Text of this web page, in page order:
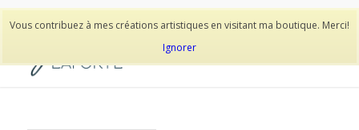
Vous contribuez à mes créations artistiques en visitant ma boutique. Merci!
Ignorer
514-278-9938